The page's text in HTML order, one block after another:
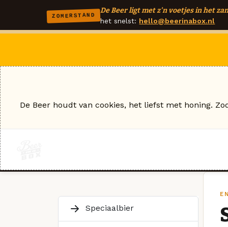
ZOMERSTAND
De Beer ligt met z'n voetjes in het
het snelst: hello@beerinabox.nl
Speciaalbier
De Beer houdt van cookies, het liefst met honing.